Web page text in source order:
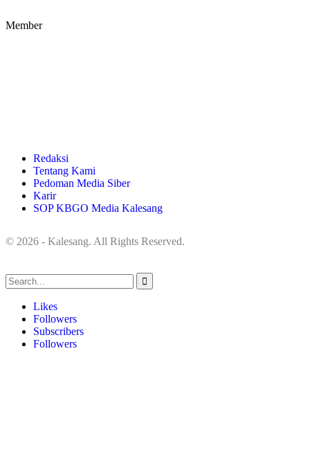
Member
Redaksi
Tentang Kami
Pedoman Media Siber
Karir
SOP KBGO Media Kalesang
© 2026 - Kalesang. All Rights Reserved.
Likes
Followers
Subscribers
Followers